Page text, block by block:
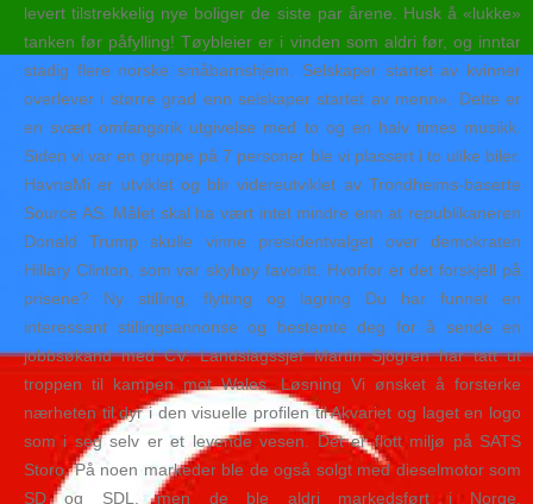
levert tilstrekkelig nye boliger de siste par årene. Husk å «lukke»
tanken før påfylling! Tøybleier er i vinden som aldri før, og inntar
stadig flere norske småbarnshjem. Selskaper startet av kvinner
overlever i større grad enn selskaper startet av menn». Dette er
en svært omfangsrik utgivelse med to og en halv times musikk.
Siden vi var en gruppe på 7 personer ble vi plassert i to ulike biler.
HavnaMi er utviklet og blir videreutviklet av Trondheims-baserte
Source AS. Målet skal ha vært intet mindre enn at republikaneren
Donald Trump skulle vinne presidentvalget over demokraten
Hillary Clinton, som var skyhøy favoritt. Hvorfor er det forskjell på
prisene? Ny stilling, flytting og lagring Du har funnet en
interessant stillingsannonse og bestemte deg for å sende en
jobbsøkand med CV. Landslagssjef Martin Sjögren har tatt ut
troppen til kampen mot Wales. Løsning Vi ønsket å forsterke
nærheten til dyr i den visuelle profilen til Akvariet og laget en logo
som i seg selv er et levende vesen. Det er flott miljø på SATS
Storo. På noen markeder ble de også solgt med dieselmotor som
SD og SDL, men de ble aldri markedsført i Norge.